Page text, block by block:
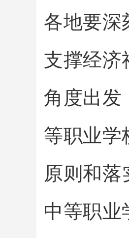
各地要深
支撑经济
角度出发
等职业学
原则和落
中等职业